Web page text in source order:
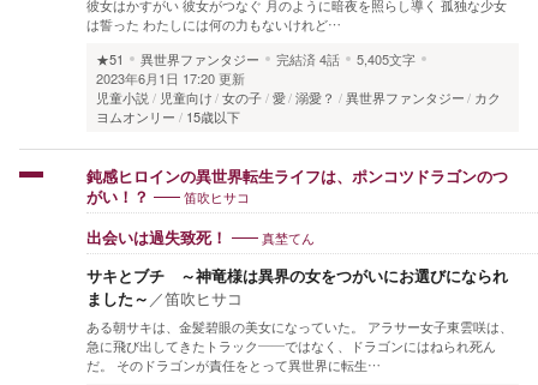
彼女はかすがい 彼女がつなぐ 月のように暗夜を照らし導く 孤独な少女
は誓った わたしには何の力もないけれど…
★51
異世界ファンタジー 完結済4話
5,405文字
2023年6月1日 17:20 更新
児童小説
児童向け 女の子 愛 溺愛？ 異世界ファンタジー
カク
ヨムオンリー
15歳以下
鈍感ヒロインの異世界転生ライフは、ポンコツドラゴンのつ
がい！？
笛吹ヒサコ
出会いは過失致死！ 真埜てん
サキとブチ ～神竜様は異界の女をつがいにお選びになられ
ました～ ／笛吹ヒサコ
ある朝サキは、金髪碧眼の美女になっていた。 アラサー女子東雲咲は、
急に飛び出してきたトラック――ではなく、ドラゴンにはねられ死ん
だ。 そのドラゴンが責任をとって異世界に転生…